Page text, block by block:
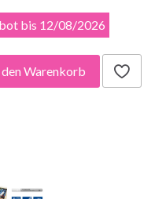
bis 12/08/2026
den Warenkorb